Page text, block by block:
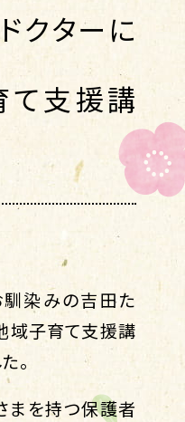
クターに
て支援講
馴染みの吉田た
域子育て支援講
。
まを持つ保護者